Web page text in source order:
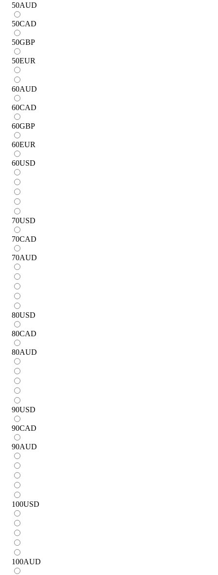
50AUD
50CAD
50GBP
50EUR
60AUD
60CAD
60GBP
60EUR
60USD
70USD
70CAD
70AUD
80USD
80CAD
80AUD
90USD
90CAD
90AUD
100USD
100AUD